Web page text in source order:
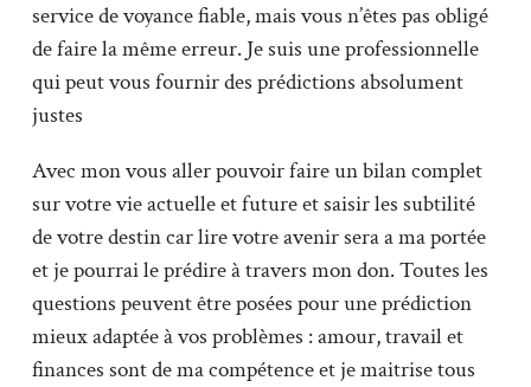
service de voyance fiable, mais vous n’êtes pas obligé
de faire la même erreur. Je suis une professionnelle
qui peut vous fournir des prédictions absolument
justes
Avec mon vous aller pouvoir faire un bilan complet
sur votre vie actuelle et future et saisir les subtilité
de votre destin car lire votre avenir sera a ma portée
et je pourrai le prédire à travers mon don. Toutes les
questions peuvent être posées pour une prédiction
mieux adaptée à vos problèmes : amour, travail et
finances sont de ma compétence et je maitrise tous